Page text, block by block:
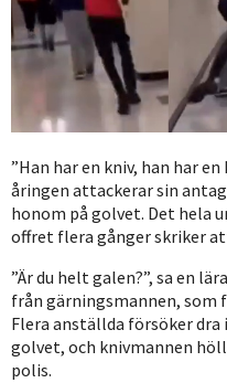
”Han har en kniv, han har
åringen attackerar sin
honom på golvet. Det hela
offret flera gånger skriker
”Är du helt galen?”, sa en
från gärningsmannen,
Flera anställda försöker dra
golvet, och knivmannen
polis.